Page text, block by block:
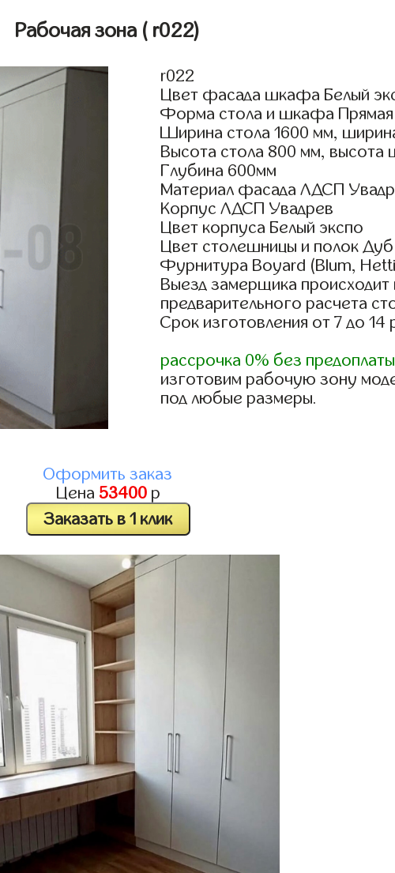
Рабочая зона ( r022)
r022
Цвет фасада шкафа Белый
Форма стола и шкафа Прямая
Ширина стола 1600 мм,
Высота стола 800 мм,
Глубина 600мм
Материал фасада ЛДСП
Корпус ЛДСП Увадрев
Цвет корпуса Белый экспо
Цвет столешницы и полок Дуб
Фурнитура Boyard (Blum,
Выезд замерщика происходит
предварительного расчета
Срок изготовления от 7 до 14
рассрочка 0% без предоплаты
изготовим рабочую зону
под любые размеры.
Оформить заказ
Цена 53400р
Заказать в 1 клик